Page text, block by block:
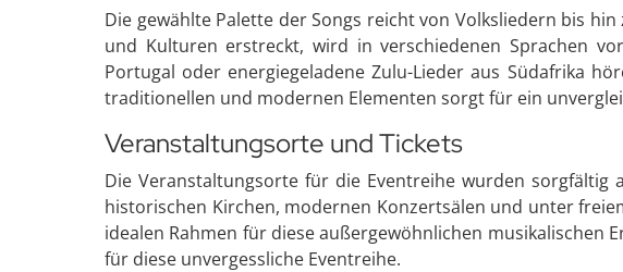
Die gewählte Palette der Songs reicht von Volksliedern bis
und Kulturen erstreckt, wird in verschiedenen Sprachen
Portugal oder energiegeladene Zulu-Lieder aus Südafrika
traditionellen und modernen Elementen sorgt für ein
Veranstaltungsorte und Tickets
Die Veranstaltungsorte für die Eventreihe wurden
historischen Kirchen, modernen Konzertsälen und unter
idealen Rahmen für diese außergewöhnlichen musikalischen
für diese unvergessliche Eventreihe.